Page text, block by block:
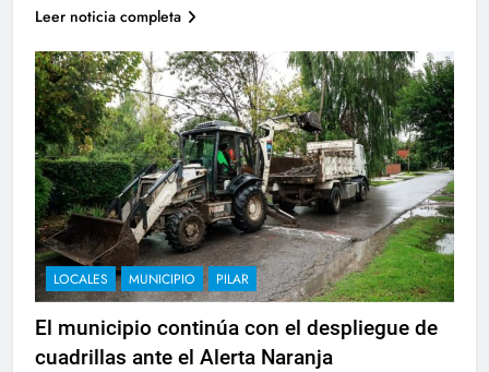
Leer noticia completa
LOCALES MUNICIPIO PILAR
El municipio continúa con el despliegue de
cuadrillas ante el Alerta Naranja